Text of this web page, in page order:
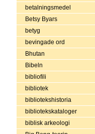
betalningsmedel
Betsy Byars
betyg
bevingade ord
Bhutan
Bibeln
bibliofili
bibliotek
bibliotekshistoria
bibliotekskataloger
biblisk arkeologi